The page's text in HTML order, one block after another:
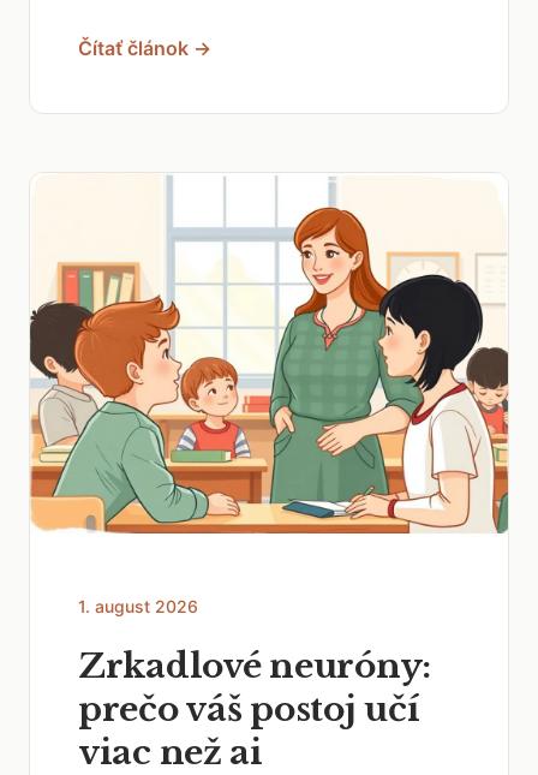
Čítať článok →
1. august 2026
Zrkadlové neuróny:
prečo váš postoj učí
viac než ai